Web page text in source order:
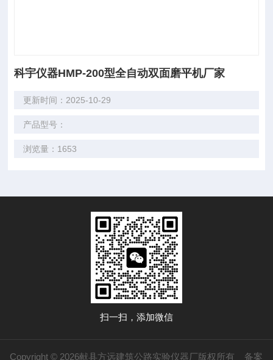
科宇仪器HMP-200型全自动双面磨平机厂家
更新时间：2025-10-29
产品型号：
浏览量：1653
扫一扫，添加微信
Copyright © 2026献县方远建筑公路实验仪器厂版权所有 备案